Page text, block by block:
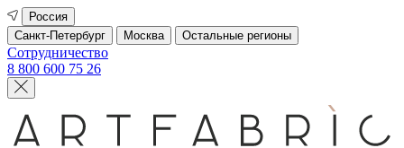
Россия
Санкт-Петербург
Москва Остальные регионы
Сотрудничество
8 800 600 75 26